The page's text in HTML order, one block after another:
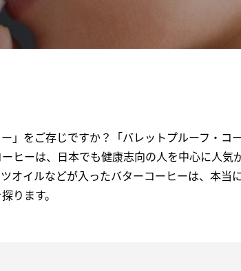
」をご存じですか？「バレットプルーフ・コ
ヒーは、日本でも健康志向の人を中心に人気
オイルなどが入ったバターコーヒーは、本当
ります。